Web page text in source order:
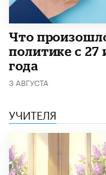
​Что
политике с 27
года
3 АВГУСТА
УЧИТЕЛЯ